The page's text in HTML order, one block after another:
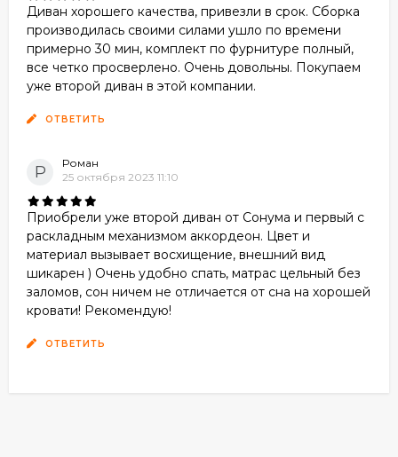
Диван хорошего качества, привезли в срок. Сборка
производилась своими силами ушло по времени
примерно 30 мин, комплект по фурнитуре полный,
все четко просверлено. Очень довольны. Покупаем
уже второй диван в этой компании.
ОТВЕТИТЬ
Р
Роман
25 октября 2023 11:10
Приобрели уже второй диван от Сонума и первый с
раскладным механизмом аккордеон. Цвет и
материал вызывает восхищение, внешний вид
шикарен ) Очень удобно спать, матрас цельный без
заломов, сон ничем не отличается от сна на хорошей
кровати! Рекомендую!
ОТВЕТИТЬ